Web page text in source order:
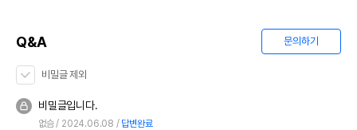
법에 의한 인증,허가 등을
Q&A 문의하기
비밀글 제외
비밀글입니다.
없슴 2024.06.08 답변완료